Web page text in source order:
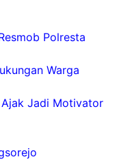
Polresta
Warga
Ajak Jadi Motivator